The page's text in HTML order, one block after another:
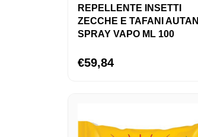
REPELLENTE INSETTI
ZECCHE E TAFANI AUTAN
SPRAY VAPO ML 100
€59,84